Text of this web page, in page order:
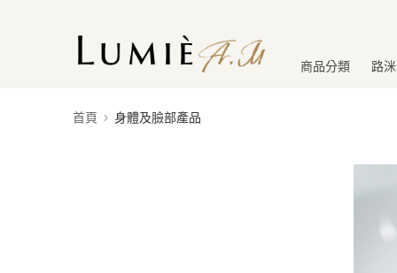
商品分類 路
首頁 身體及臉部產品